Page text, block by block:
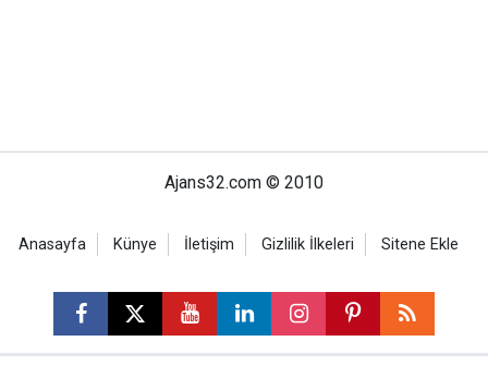
Ajans32.com © 2010
Anasayfa Künye İletişim Gizlilik İlkeleri Sitene Ekle